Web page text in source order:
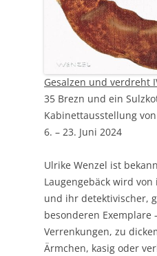
Gesalzen und verdreht
35 Brezn und ein
Kabinettausstellung
6. – 23. Juni 2024
Ulrike Wenzel ist
Laugengebäck wird
und ihr detektivischer,
besonderen Exemplare
Verrenkungen, zu
Ärmchen, kasig oder